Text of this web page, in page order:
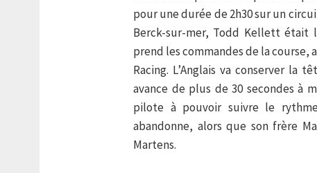
pour une durée de 2h30 sur un
Berck-sur-mer, Todd Kellett était
prend les commandes de la course,
Racing. L’Anglais va conserver la
avance de plus de 30 secondes à
pilote à pouvoir suivre le
abandonne, alors que son frère
Martens.